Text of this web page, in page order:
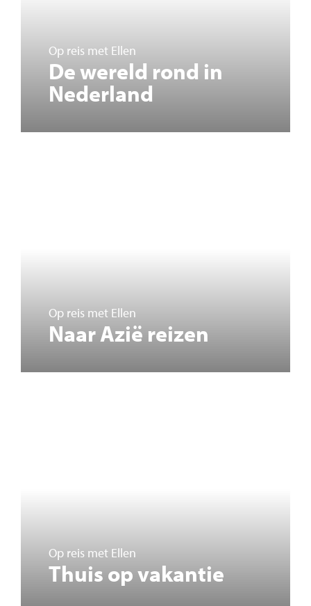
Op reis met Ellen
De wereld rond in
Nederland
Op reis met Ellen
Naar Azië reizen
Op reis met Ellen
Thuis op vakantie